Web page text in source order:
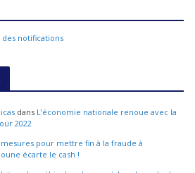
notifications
dans L’économie nationale renoue avec la
2022
mesures pour mettre fin à la fraude à
écarte le cash !